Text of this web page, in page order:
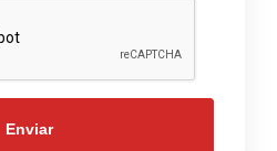
Enviar